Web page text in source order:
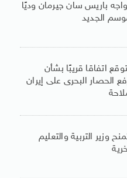
باريس سان جيرمان وديًا
الجديد
اتفاقا قريبًا بشأن
الحصار البحرى على إيران
وزير التربية والتعليم